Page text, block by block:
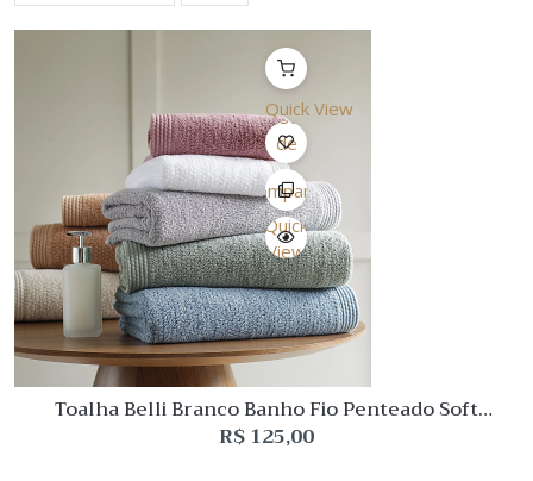
Quick View
Lista
de
Desejo
Comparar
Quick
View
Toalha Belli Branco Banho Fio Penteado Soft
Buddemeyer Luxus
R$ 125,00